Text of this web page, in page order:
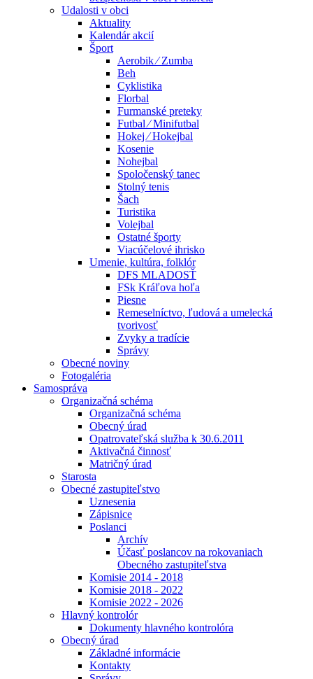
Udalosti v obci
Aktuality
Kalendár akcií
Šport
Aerobik ⁄ Zumba
Beh
Cyklistika
Florbal
Furmanské preteky
Futbal ⁄ Minifutbal
Hokej ⁄ Hokejbal
Kosenie
Nohejbal
Spoločenský tanec
Stolný tenis
Šach
Turistika
Volejbal
Ostatné športy
Viacúčelové ihrisko
Umenie, kultúra, folklór
DFS MLADOSŤ
FSk Kráľova hoľa
Piesne
Remeselníctvo, ľudová a umelecká
tvorivosť
Zvyky a tradície
Správy
Obecné noviny
Fotogaléria
Samospráva
Organizačná schéma
Organizačná schéma
Obecný úrad
Opatrovateľská služba k 30.6.2011
Aktivačná činnosť
Matričný úrad
Starosta
Obecné zastupiteľstvo
Uznesenia
Zápisnice
Poslanci
Archív
Účasť poslancov na rokovaniach
Obecného zastupiteľstva
Komisie 2014 - 2018
Komisie 2018 - 2022
Komisie 2022 - 2026
Hlavný kontrolór
Dokumenty hlavného kontrolóra
Obecný úrad
Základné informácie
Kontakty